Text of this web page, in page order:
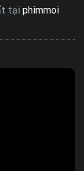
tại phimmoi